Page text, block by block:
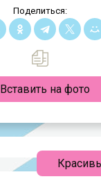
Поделиться:
Вставить на фото